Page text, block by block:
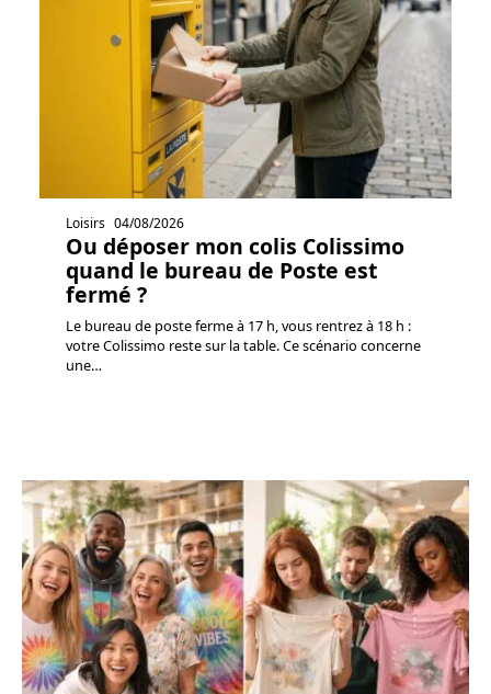
Loisirs 04/08/2026
Ou déposer mon colis Colissimo
quand le bureau de Poste est
fermé ?
Le bureau de poste ferme à 17 h, vous rentrez à 18 h :
votre Colissimo reste sur la table. Ce scénario concerne
une…